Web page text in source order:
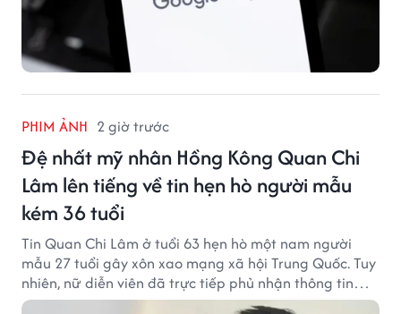
PHIM ẢNH 2 giờ trước
Đệ nhất mỹ nhân Hồng Kông Quan Chi
Lâm lên tiếng về tin hẹn hò người mẫu
kém 36 tuổi
Tin Quan Chi Lâm ở tuổi 63 hẹn hò một nam người
mẫu 27 tuổi gây xôn xao mạng xã hội Trung Quốc. Tuy
nhiên, nữ diễn viên đã trực tiếp phủ nhận thông tin
này.